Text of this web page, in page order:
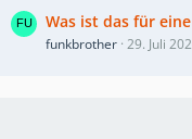
Was ist das für
funkbrother 29. Juli